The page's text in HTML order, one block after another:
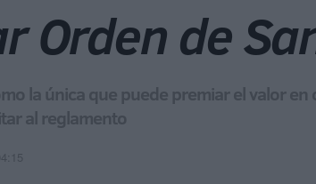
Orden de
la única que puede premiar el valor
al reglamento